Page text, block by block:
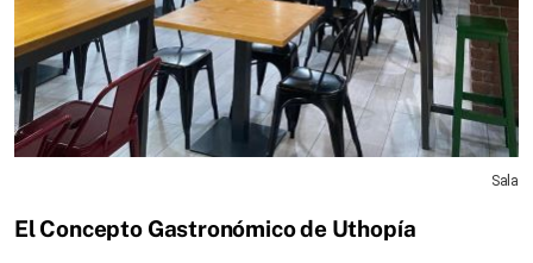
Sala
El Concepto Gastronómico de Uthopía